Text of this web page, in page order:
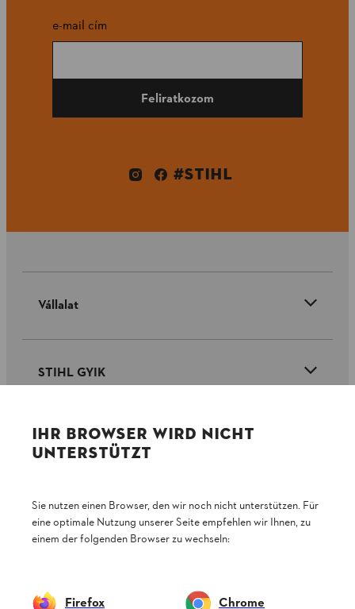
e-mail cím
Feliratkozom
#STIHL
Vállalat
STIHL GYIK
Szerviz
Adatvédelem Impresszum Cookie tájékoztató
IHR BROWSER WIRD NICHT
UNTERSTÜTZT
Sie nutzen einen Browser, den wir noch nicht unterstützen. Für
eine optimale Nutzung unserer Seite empfehlen wir Ihnen, zu
einem der folgenden Browser zu wechseln:
Firefox Chrome